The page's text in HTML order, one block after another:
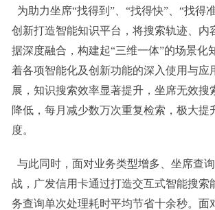
为助力坐席“找得到”、“找得快”、“找得
创新打造智能知识平台，将搜索轨迹、内
据深度融合，构建起“三维一体”的场景化
着各项智能化及创新功能的深入使用与应
展，知识搜索效率显著提升，坐席无效搜
降低，每月减少数万次重复检索，极大提
度。
与此同时，面对业务类型增多、坐席查
战，广发信用卡通过打造交互式智能搜索
务查询单次处理耗时平均节省十余秒。面